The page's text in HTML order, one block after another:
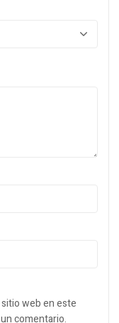
web en este
comentario.